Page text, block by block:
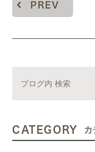
PREV
CATEGORY カ